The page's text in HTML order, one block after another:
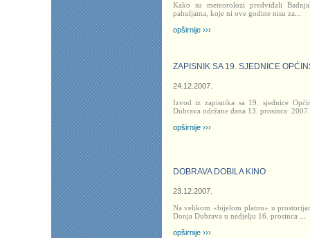
Kako su meteorolozi predviđali
pahuljama, koje ni ove godine nisu za
opširnije ›››
ZAPISNIK SA 19. SJEDNICE
24.12.2007.
Izvod iz zapisnika sa 19. sjednice
Dubrava održane dana 13. prosinca
opširnije ›››
DOBRAVA DOBILA KINO
23.12.2007.
Na velikom «bijelom platnu» u
Donja Dubrava u nedjelju 16. prosinca
opširnije ›››